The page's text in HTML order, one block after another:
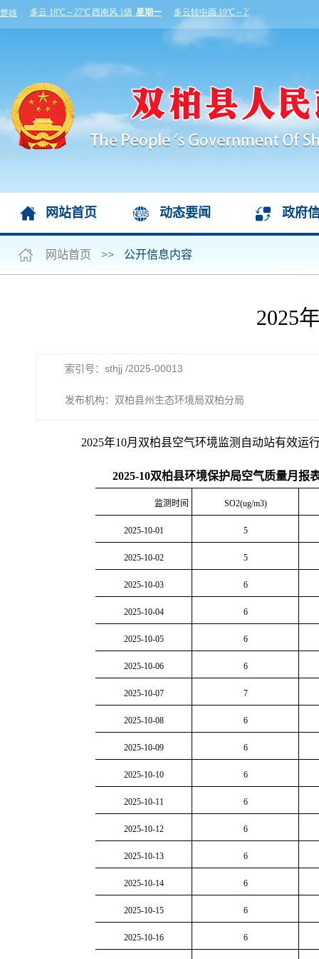
网站首页 动态要闻 政府
网站首页 >> 公开信息内容
2025
索引号：sthjj /2025-00013
发布机构：双柏县州生态环境局双柏分局
2025年10月双柏县空气环境监测自动站有效运
2025-10双柏县环境保护局空气质量月报
监测时间 SO2(ug/m3)
2025-10-01 5
2025-10-02 5
2025-10-03 6
2025-10-04 6
2025-10-05 6
2025-10-06 6
2025-10-07 7
2025-10-08 6
2025-10-09 6
2025-10-10 6
2025-10-11 6
2025-10-12 6
2025-10-13 6
2025-10-14 6
2025-10-15 6
2025-10-16 6